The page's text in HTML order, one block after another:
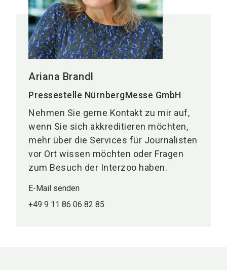
Ariana Brandl
Pressestelle NürnbergMesse GmbH
Nehmen Sie gerne Kontakt zu mir auf,
wenn Sie sich akkreditieren möchten,
mehr über die Services für Journalisten
vor Ort wissen möchten oder Fragen
zum Besuch der Interzoo haben.
E-Mail senden
+49 9 11 86 06 82 85